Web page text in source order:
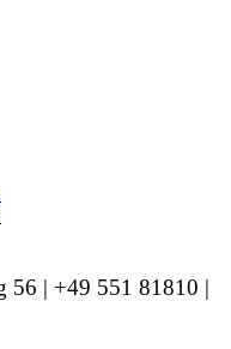
56 | +49 551 81810 |